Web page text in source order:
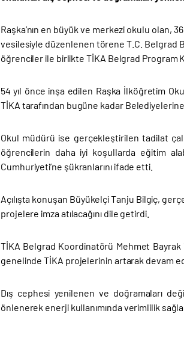
Raşka’nın en büyük ve merkezi okulu olan,
vesilesiyle düzenlenen törene T.C. Belgrad
öğrenciler ile birlikte TİKA Belgrad Program
54 yıl önce inşa edilen Raşka İlköğretim
TİKA tarafından bugüne kadar
Okul müdürü ise gerçekleştirilen tadilat
öğrencilerin daha iyi koşullarda eğitim
Cumhuriyeti’ne şükranlarını ifade etti.
Açılışta konuşan Büyükelçi Tanju Bilgiç,
projelere imza atılacağını dile getirdi.
TİKA Belgrad Koordinatörü Mehmet Bayrak
genelinde TİKA projelerinin artarak devam
Dış cephesi yenilenen ve doğramaları
önlenerek enerji kullanımında verimlilik